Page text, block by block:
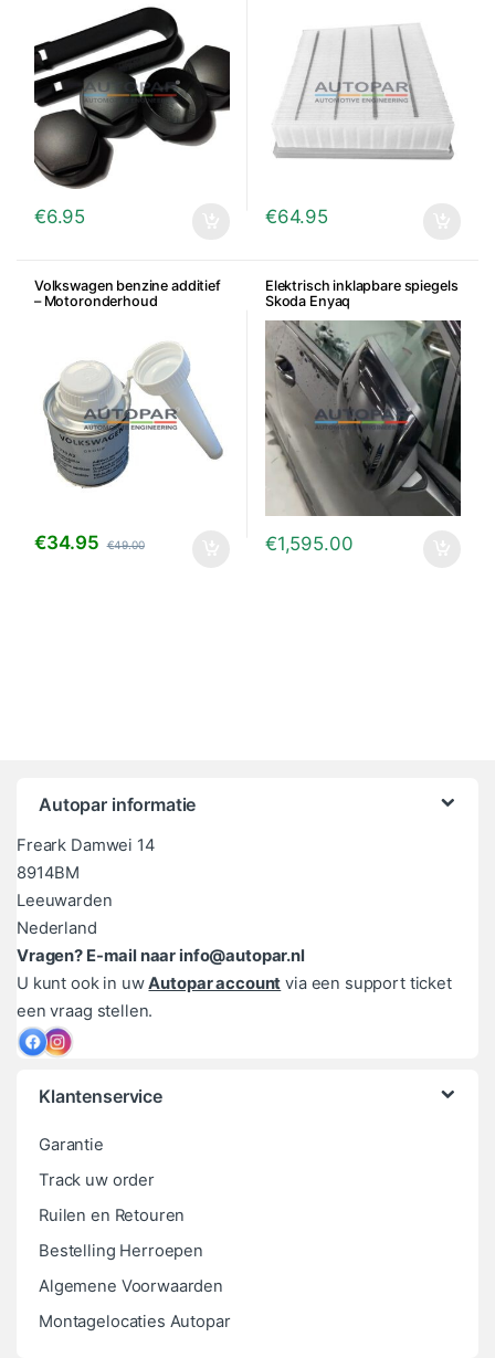
€6.95 €64.95
Volkswagen benzine additief
– Motoronderhoud
€34.95 €49.00
Elektrisch inklapbare spiegels
Skoda Enyaq
€1,595.00
Autopar informatie
Freark Damwei 14
8914BM
Leeuwarden
Nederland
Vragen? E-mail naar info@autopar.nl
U kunt ook in uwAutopar account via een support ticket
een vraag stellen.
Klantenservice
Garantie
Track uw order
Ruilen en Retouren
Bestelling Herroepen
Algemene Voorwaarden
Montagelocaties Autopar